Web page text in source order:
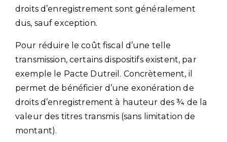
droits d’enregistrement sont généralement
dus, sauf exception.
Pour réduire le coût fiscal d’une telle
transmission, certains dispositifs existent, par
exemple le Pacte Dutreil. Concrètement, il
permet de bénéficier d’une exonération de
droits d’enregistrement à hauteur des ¾ de la
valeur des titres transmis (sans limitation de
montant).